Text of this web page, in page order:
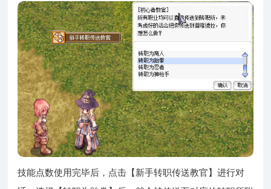
技能点数使用完毕后，点击【新手转职传送教官】进行对